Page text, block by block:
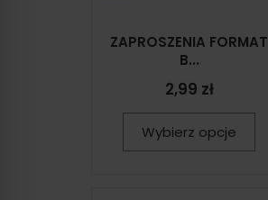
ZAPROSZENIA FORMAT
B...
2,99 zł
Wybierz opcje